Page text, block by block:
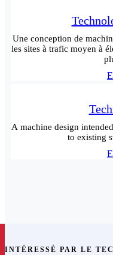
Une conception de
les sites à trafic moyen à
A machine design
to existing
INTÉRESSÉ PAR LE